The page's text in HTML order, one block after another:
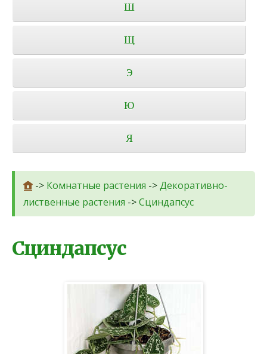
Ш
Щ
Э
Ю
Я
-> Комнатные растения ->Декоративно-
лиственные растения ->Сциндапсус
Сциндапсус